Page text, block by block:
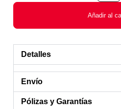
Añadir al
Detalles
Envío
Pólizas y Garantías